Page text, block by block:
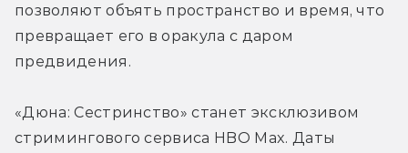
позволяют объять пространство и время, что
превращает его в оракула с даром
предвидения.
«Дюна: Сестринство» станет эксклюзивом
стримингового сервиса HBO Max. Даты